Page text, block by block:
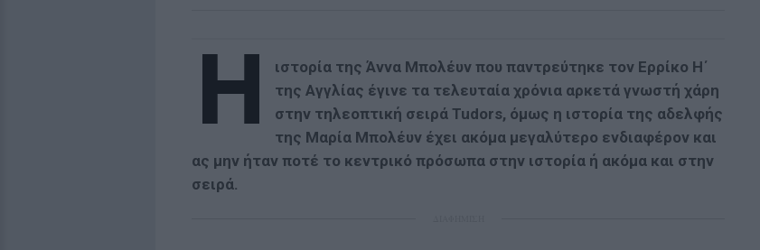
Η
ιστορία της Άννα Μπολέυν που παντρεύτηκε τον Ερρίκο Η΄
της Αγγλίας έγινε τα τελευταία χρόνια αρκετά γνωστή χάρη
στην τηλεοπτική σειρά Tudors, όμως η ιστορία της αδελφής
της Μαρία Μπολέυν έχει ακόμα μεγαλύτερο ενδιαφέρον και
ας μην ήταν ποτέ το κεντρικό πρόσωπα στην ιστορία ή ακόμα και στην
σειρά.